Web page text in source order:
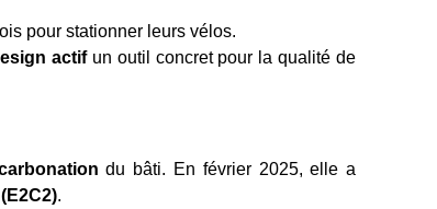
pour stationner leurs vélos.
actifun outil concret pour la qualité de
du bâti. En février 2025, elle a
.